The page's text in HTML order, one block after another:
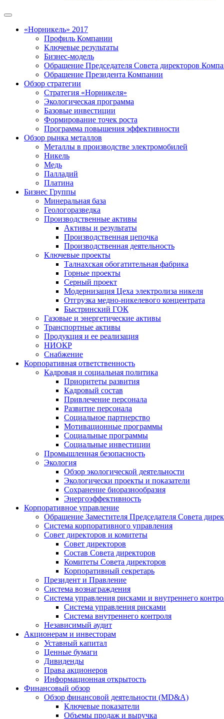
«Норникель» 2017
Профиль Компании
Ключевые результаты
Бизнес-модель
Обращение Председателя Совета директоров
Обращение Президента Компании
Обзор стратегии
Стратегия «Норникеля»
Экологическая программа
Базовые инвестиции
Формирование точек роста
Программа повышения эффективности
Обзор рынка металлов
Металлы в производстве электромобилей
Никель
Медь
Палладий
Платина
Бизнес Группы
Минеральная база
Геологоразведка
Производственные активы
Активы и результаты
Производственная цепочка
Производственная деятельность
Ключевые проекты
Талнахская обогатительная фабрика
Горные проекты
Серный проект
Модернизация Цеха электролиза никеля
Отгрузка медно-никелевого концентрата
Быстринский ГОК
Газовые и энергетические активы
Транспортные активы
Продукция и ее реализация
НИОКР
Снабжение
Корпоративная ответственность
Кадровая и социальная политика
Приоритеты развития
Кадровый состав
Привлечение персонала
Развитие персонала
Социальное партнерство
Мотивационные программы
Социальные программы
Социальные инвестиции
Промышленная безопасность
Экология
Обзор экологической деятельности
Экологически проекты и показатели
Сохранение биоразнообразия
Энергоэффективность
Корпоративное управление
Обращение Заместителя Председателя Совета
Система корпоративного управления
Совет директоров и комитеты
Совет директоров
Состав Совета директоров
Комитеты Совета директоров
Корпоративный секретарь
Президент и Правление
Система вознаграждения
Система управления рисками и внутреннего
Система управления рисками
Система внутреннего контроля
Независимый аудит
Акционерам и инвесторам
Уставный капитал
Ценные бумаги
Дивиденды
Права акционеров
Информационная открытость
Финансовый обзор
Обзор финансовой деятельности (MD&A)
Ключевые показатели
Объемы продаж и выручка